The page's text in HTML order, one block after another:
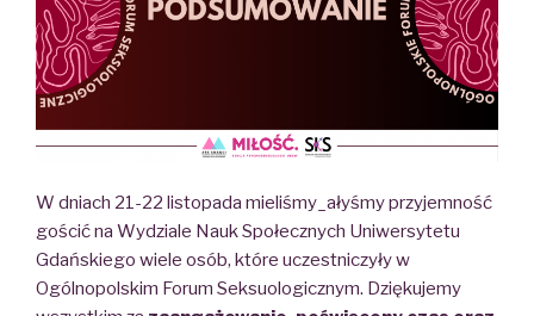
W dniach 21-22 listopada mieliśmy_ałyśmy przyjemność
gościć na Wydziale Nauk Społecznych Uniwersytetu
Gdańskiego wiele osób, które uczestniczyły w
Ogólnopolskim Forum Seksuologicznym. Dziękujemy